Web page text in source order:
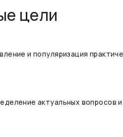
цели
и популяризация
актуальных вопросов